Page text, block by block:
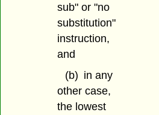
sub" or "no
substitution"
instruction,
and
(b) in any
other case,
the lowest